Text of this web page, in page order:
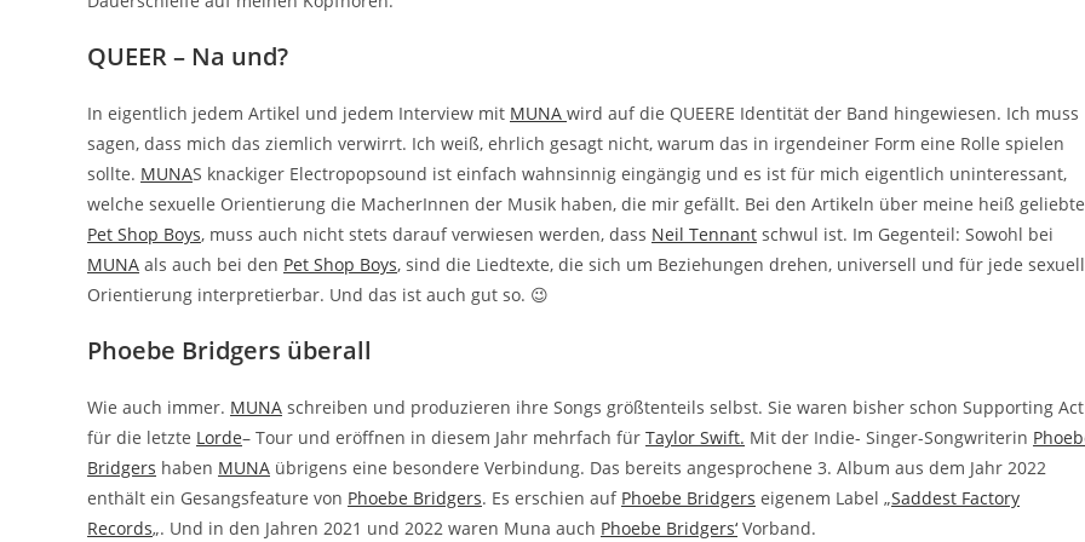
QUEER – Na und?
In eigentlich jedem Artikel und jedem Interview mit MUNA wird auf die QUEERE Identität der Band hingewiesen. Ich muss
sagen, dass mich das ziemlich verwirrt. Ich weiß, ehrlich gesagt nicht, warum das in irgendeiner Form eine Rolle spielen
sollte. MUNAS knackiger Electropopsound ist einfach wahnsinnig eingängig und es ist für mich eigentlich uninteressant,
welche sexuelle Orientierung die MacherInnen der Musik haben, die mir gefällt. Bei den Artikeln über meine heiß
Pet Shop Boys, muss auch nicht stets darauf verwiesen werden, dass Neil Tennant schwul ist. Im Gegenteil: Sowohl bei
MUNA als auch bei den Pet Shop Boys, sind die Liedtexte, die sich um Beziehungen drehen, universell und für jede
Orientierung interpretierbar. Und das ist auch gut so. 😉
Phoebe Bridgers überall
Wie auch immer. MUNA schreiben und produzieren ihre Songs größtenteils selbst. Sie waren bisher schon Supporting Act
für die letzte Lorde– Tour und eröffnen in diesem Jahr mehrfach für Taylor Swift. Mit der Indie- Singer-Songwriterin
Bridgers haben MUNA übrigens eine besondere Verbindung. Das bereits angesprochene 3. Album aus dem Jahr 2022
enthält ein Gesangsfeature von Phoebe Bridgers. Es erschien auf Phoebe Bridgers eigenem Label „Saddest Factory
Records„. Und in den Jahren 2021 und 2022 waren Muna auch Phoebe Bridgers‘ Vorband.